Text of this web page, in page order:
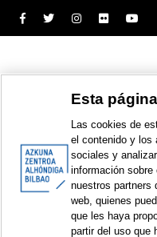
Esta
Las cookies de
el contenido y los
sociales y
información
nuestros partners
web, quienes
que les haya
partir del uso que